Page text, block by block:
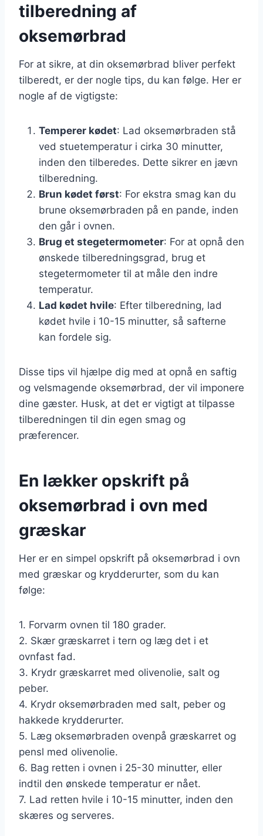
tilberedning af
oksemørbrad
For at sikre, at din oksemørbrad bliver perfekt
tilberedt, er der nogle tips, du kan følge. Her er
nogle af de vigtigste:
Temperer kødet: Lad oksemørbraden stå
ved stuetemperatur i cirka 30 minutter,
inden den tilberedes. Dette sikrer en jævn
tilberedning.
Brun kødet først: For ekstra smag kan du
brune oksemørbraden på en pande, inden
den går i ovnen.
Brug et stegetermometer: For at opnå den
ønskede tilberedningsgrad, brug et
stegetermometer til at måle den indre
temperatur.
Lad kødet hvile: Efter tilberedning, lad
kødet hvile i 10-15 minutter, så safterne
kan fordele sig.
Disse tips vil hjælpe dig med at opnå en saftig
og velsmagende oksemørbrad, der vil imponere
dine gæster. Husk, at det er vigtigt at tilpasse
tilberedningen til din egen smag og
præferencer.
En lækker opskrift på
oksemørbrad i ovn med
græskar
Her er en simpel opskrift på oksemørbrad i ovn
med græskar og krydderurter, som du kan
følge:
1. Forvarm ovnen til 180 grader.
2. Skær græskarret i tern og læg det i et
ovnfast fad.
3. Krydr græskarret med olivenolie, salt og
peber.
4. Krydr oksemørbraden med salt, peber og
hakkede krydderurter.
5. Læg oksemørbraden ovenpå græskarret og
pensl med olivenolie.
6. Bag retten i ovnen i 25-30 minutter, eller
indtil den ønskede temperatur er nået.
7. Lad retten hvile i 10-15 minutter, inden den
skæres og serveres.